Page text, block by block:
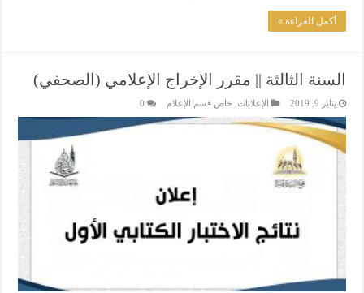
أكمل القراءة »
السنة الثالثة || مقرر الإخراج الإعلامي (الصحفي)
يناير 9, 2019 الإعلانات خاص قسم الإعلام 0